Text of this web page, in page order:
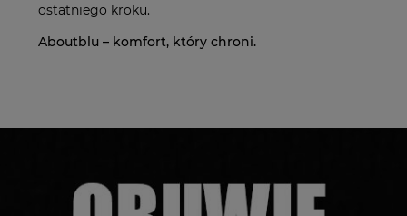
ostatniego kroku.
Aboutblu – komfort, który chroni.